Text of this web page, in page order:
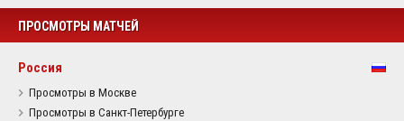
ПРОСМОТРЫ МАТЧЕЙ
Россия
Просмотры в Москве
Просмотры в Санкт-Петербурге